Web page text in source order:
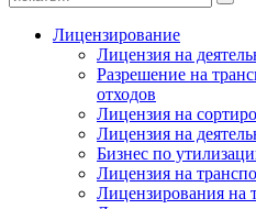
Лицензирование
Лицензия на
Разрешение на
отходов
Лицензия на
Лицензия на
Бизнес по
Лицензия на
Лицензирования на